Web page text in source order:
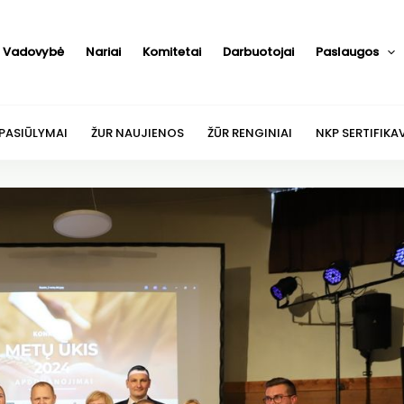
Vadovybė Nariai Komitetai Darbuotojai Paslaugos
ŽUR NAUJIENOS ŽŪR RENGINIAI NKP